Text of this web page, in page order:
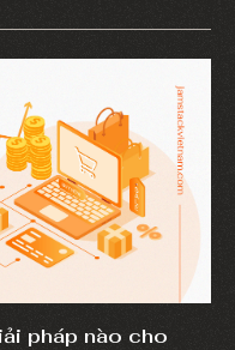
pháp nào cho